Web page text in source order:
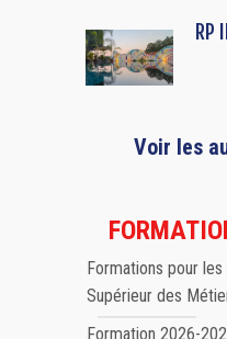
RP
Voir les
Formations pour
Supérieur des
Formation 2026-